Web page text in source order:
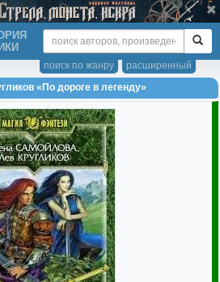
расширенный
поиск по жанру
«По дороге в легенду»